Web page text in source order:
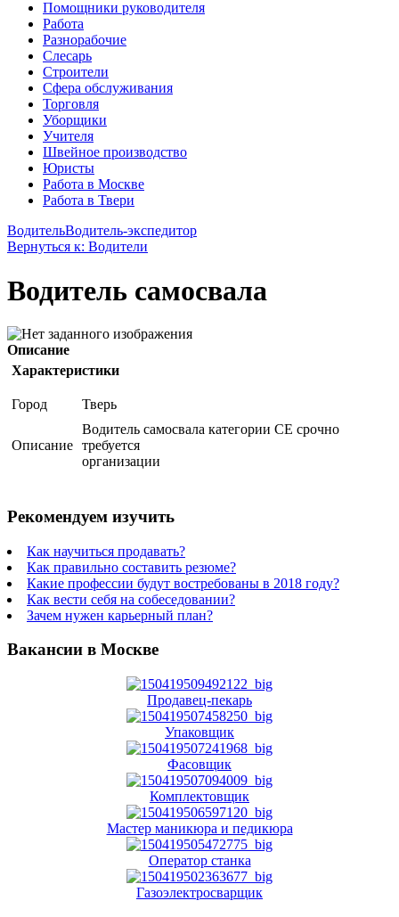
Помощники руководителя
Работа
Разнорабочие
Слесарь
Строители
Сфера обслуживания
Торговля
Уборщики
Учителя
Швейное производство
Юристы
Работа в Москве
Работа в Твери
ВодительВодитель-экспедитор
Вернуться к: Водители
Водитель самосвала
Описание
Характеристики
Город Тверь
Описание
Водитель самосвала категории СЕ срочно
требуется
организации
Рекомендуем изучить
Как научиться продавать?
Как правильно составить резюме?
Какие профессии будут востребованы в 2018 году?
Как вести себя на собеседовании?
Зачем нужен карьерный план?
Вакансии в Москве
Продавец-пекарь
Упаковщик
Фасовщик
Комплектовщик
Мастер маникюра и педикюра
Оператор станка
Газоэлектросварщик